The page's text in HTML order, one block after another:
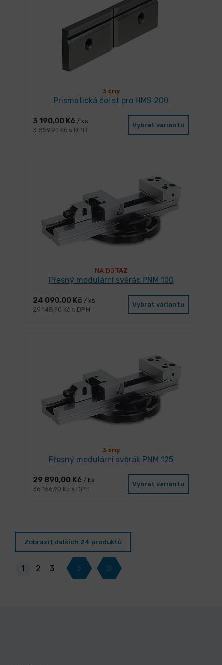
3 dny
Prismatická čelist pro HMS 200
3 190,00 Kč / ks
3 859,90 Kč s DPH
Vybrat variantu
NA DOTAZ
Přesný modulární svěrák PNM 100
24 090,00 Kč / ks
29 148,90 Kč s DPH
Vybrat variantu
3 dny
Přesný modulární svěrák PNM 125
29 890,00 Kč / ks
36 166,90 Kč s DPH
Vybrat variantu
Zobrazit dalších 24 produktů
1 2 3